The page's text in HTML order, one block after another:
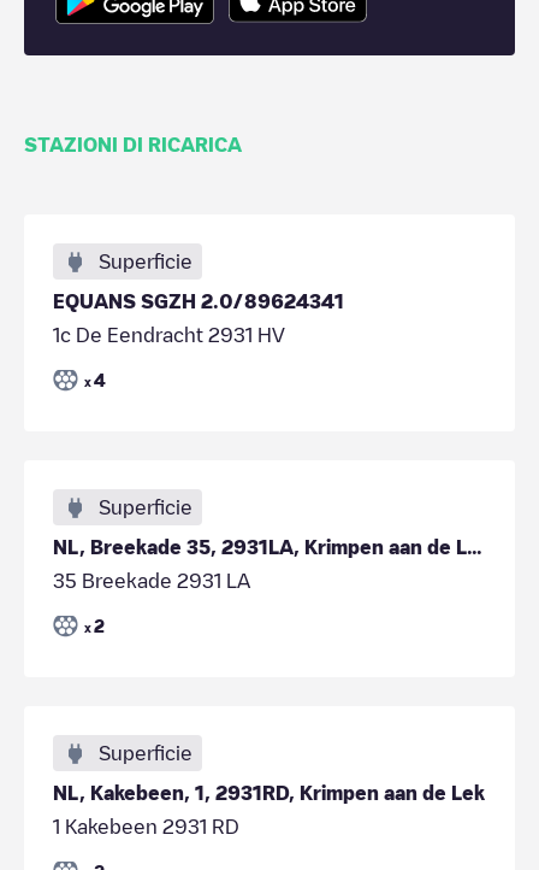
STAZIONI DI RICARICA
Superficie
EQUANS SGZH 2.0/89624341
1c De Eendracht 2931 HV
x 4
Superficie
NL, Breekade 35, 2931LA, Krimpen aan de Lek
35 Breekade 2931 LA
x 2
Superficie
NL, Kakebeen, 1, 2931RD, Krimpen aan de Lek
1 Kakebeen 2931 RD